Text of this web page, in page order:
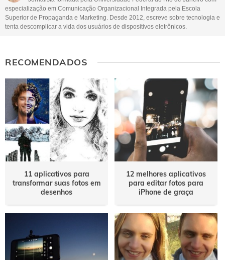
Outro
especialização em Comunicação Organizacional Integrada pela Escola
Superior de Propaganda e Marketing. Desde 2012, escreve sobre tecnologia e
tenta descomplicar a vida dos usuários de dispositivos eletrônicos.
RECOMENDADOS
11 aplicativos para
transformar suas fotos em
desenhos
12 melhores aplicativos
para editar fotos para
iPhone de graça